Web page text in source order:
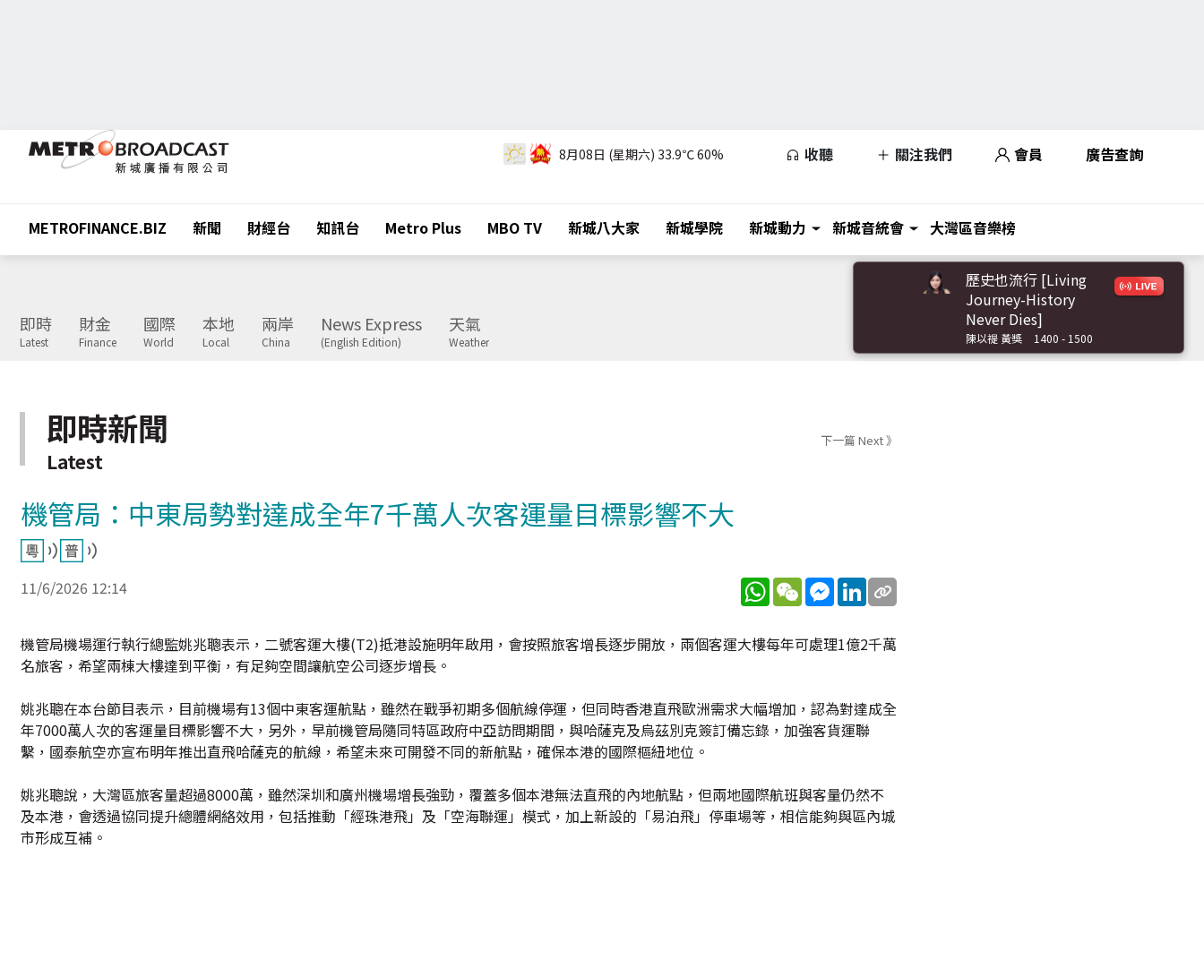
8月08日 (星期六) 33.9℃60% 收聽 關注我們 會員 廣告查詢
METROFINANCE.BIZ 新聞 財經台 知訊台 Metro Plus MBO TV 新城八大家 新城學院 新城動力 新城音統會 大灣區音樂榜
即時
Latest
財金
Finance
國際
World
本地
Local
兩岸
China
News Express
(English Edition)
天氣
Weather
歷史也流行 [Living
Journey-History
Never Dies]
陳以禔 黃獎 1400 - 1500
即時新聞
Latest
下一篇 Next 》
機管局：中東局勢對達成全年7千萬人次客運量目標影響不大
11/6/2026 12:14 WhatsApp
WeChatMessenger
LinkedIn
機管局機場運行執行總監姚兆聰表示，二號客運大樓(T2)抵港設施明年啟用，會按照旅客增長逐步開放，兩個客運大樓每年可處理1億2千萬
名旅客，希望兩棟大樓達到平衡，有足夠空間讓航空公司逐步增長。
姚兆聰在本台節目表示，目前機場有13個中東客運航點，雖然在戰爭初期多個航線停運，但同時香港直飛歐洲需求大幅增加，認為對達成全
年7000萬人次的客運量目標影響不大，另外，早前機管局隨同特區政府中亞訪問期間，與哈薩克及烏茲別克簽訂備忘錄，加強客貨運聯
繫，國泰航空亦宣布明年推出直飛哈薩克的航線，希望未來可開發不同的新航點，確保本港的國際樞紐地位。
姚兆聰說，大灣區旅客量超過8000萬，雖然深圳和廣州機場增長強勁，覆蓋多個本港無法直飛的內地航點，但兩地國際航班與客量仍然不
及本港，會透過協同提升總體網絡效用，包括推動「經珠港飛」及「空海聯運」模式，加上新設的「易泊飛」停車場等，相信能夠與區內城
市形成互補。